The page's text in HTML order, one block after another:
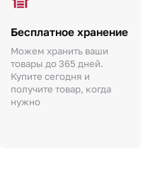
Бесплатное хранение
Можем хранить ваши
товары до 365 дней.
Купите сегодня и
получите товар, когда
нужно